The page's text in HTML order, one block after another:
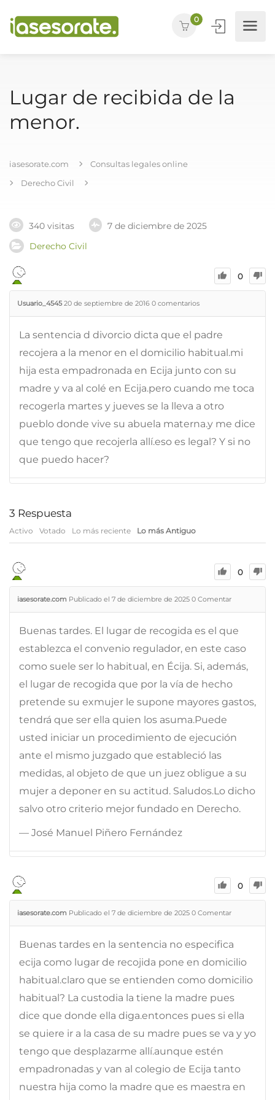
0
Lugar de recibida de la
menor.
iasesorate.com
Consultas legales online
Derecho Civil
340 visitas
7 de diciembre de 2025
Derecho Civil
0
Usuario_4545 20 de septiembre de 2016 0 comentarios
La sentencia d divorcio dicta que el padre
recojera a la menor en el domicilio habitual.mi
hija esta empadronada en Ecija junto con su
madre y va al colé en Ecija.pero cuando me toca
recogerla martes y jueves se la lleva a otro
pueblo donde vive su abuela materna.y me dice
que tengo que recojerla allí.eso es legal? Y si no
que puedo hacer?
3 Respuesta
Activo Votado Lo más reciente Lo más Antiguo
0
iasesorate.com Publicado el 7 de diciembre de 2025 0 Comentar
Buenas tardes. El lugar de recogida es el que
establezca el convenio regulador, en este caso
como suele ser lo habitual, en Écija. Si, además,
el lugar de recogida que por la vía de hecho
pretende su exmujer le supone mayores gastos,
tendrá que ser ella quien los asuma.Puede
usted iniciar un procedimiento de ejecución
ante el mismo juzgado que estableció las
medidas, al objeto de que un juez obligue a su
mujer a deponer en su actitud. Saludos.Lo dicho
salvo otro criterio mejor fundado en Derecho.
— José Manuel Piñero Fernández
0
iasesorate.com Publicado el 7 de diciembre de 2025 0 Comentar
Buenas tardes en la sentencia no especifica
ecija como lugar de recojida pone en domicilio
habitual.claro que se entienden como domicilio
habitual? La custodia la tiene la madre pues
dice que donde ella diga.entonces pues si ella
se quiere ir a la casa de su madre pues se va y yo
tengo que desplazarme allí.aunque estén
empadronadas y van al colegio de Ecija tanto
nuestra hija como la madre que es maestra en